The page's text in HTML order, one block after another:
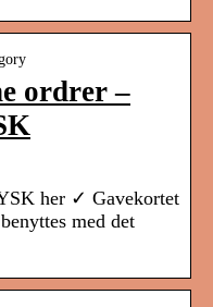
ordrer –
her ✓ Gavekortet
med det